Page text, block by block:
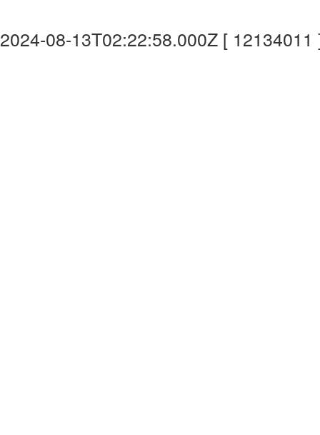
2024-08-13T02:22:58.000Z [ 12134011